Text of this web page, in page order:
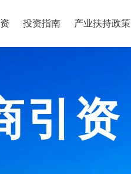
投资指南 产业扶持政策
引资